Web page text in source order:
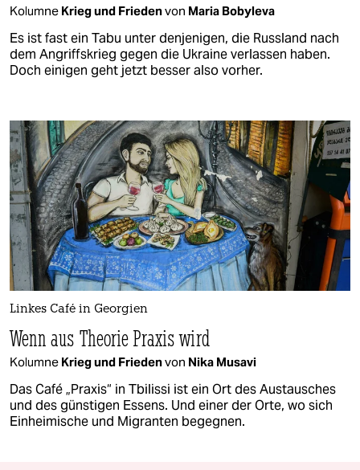
Kolumne Krieg und Friedenvon Maria Bobyleva
Es ist fast ein Tabu unter denjenigen, die Russland nach
dem Angriffskrieg gegen die Ukraine verlassen haben.
Doch einigen geht jetzt besser also vorher.
Linkes Café in Georgien
Wenn aus Theorie Praxis wird
Kolumne Krieg und Friedenvon Nika Musavi
Das Café „Praxis“ in Tbilissi ist ein Ort des Austausches
und des günstigen Essens. Und einer der Orte, wo sich
Einheimische und Migranten begegnen.